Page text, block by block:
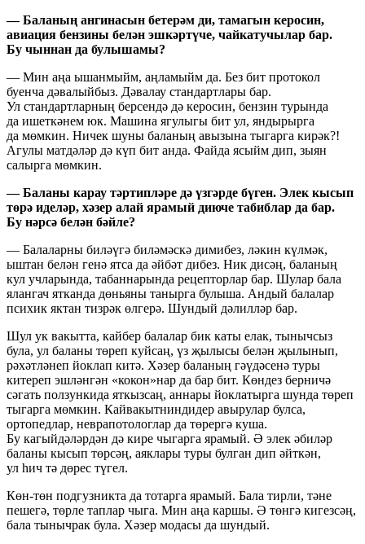
— Баланың ангинасын бетерәм ди, тамагын керосин,
авиация бензины белән эшкәртүче, чайкатучылар бар.
Бу чыннан да булышамы?
— Мин аңа ышанмыйм, аңламыйм да. Без бит протокол
буенча дәвалыйбыз. Дәвалау стандартлары бар.
Ул стандартларның берсендә дә керосин, бензин турында
да ишеткәнем юк. Машина ягулыгы бит ул, яндырырга
да мөмкин. Ничек шуны баланың авызына тыгарга кирәк?!
Агулы матдәләр дә күп бит анда. Файда ясыйм дип, зыян
салырга мөмкин.
— Баланы карау тәртипләре дә үзгәрде бүген. Элек кысып
төрә иделәр, хәзер алай ярамый диюче табиблар да бар.
Бу нәрсә белән бәйле?
— Балаларны биләүгә биләмәскә димибез, ләкин күлмәк,
ыштан белән генә ятса да әйбәт дибез. Ник дисәң, баланың
кул учларында, табаннарында рецепторлар бар. Шулар бала
ялангач ятканда дөньяны танырга булыша. Андый балалар
психик яктан тизрәк өлгерә. Шундый дәлилләр бар.
Шул ук вакытта, кайбер балалар бик каты елак, тынычсыз
була, ул баланы төреп куйсаң, үз җылысы белән җылынып,
рәхәтләнеп йоклап китә. Хәзер баланың гәүдәсенә туры
китереп эшләнгән «кокон»нар да бар бит. Көндез берничә
сәгать ползункида яткызсаң, аннары йоклатырга шунда төреп
тыгарга мөмкин. Кайвакытниндидер авырулар булса,
ортопедлар, неврапотологлар да төрергә куша.
Бу кагыйдәләрдән дә кире чыгарга ярамый. Ә элек әбиләр
баланы кысып төрсәң, аяклары туры булган дип әйткән,
ул һич тә дөрес түгел.
Көн-төн подгузникта да тотарга ярамый. Бала тирли, тәне
пешегә, төрле таплар чыга. Мин аңа каршы. Ә төнгә кигезсәң,
бала тынычрак була. Хәзер модасы да шундый.